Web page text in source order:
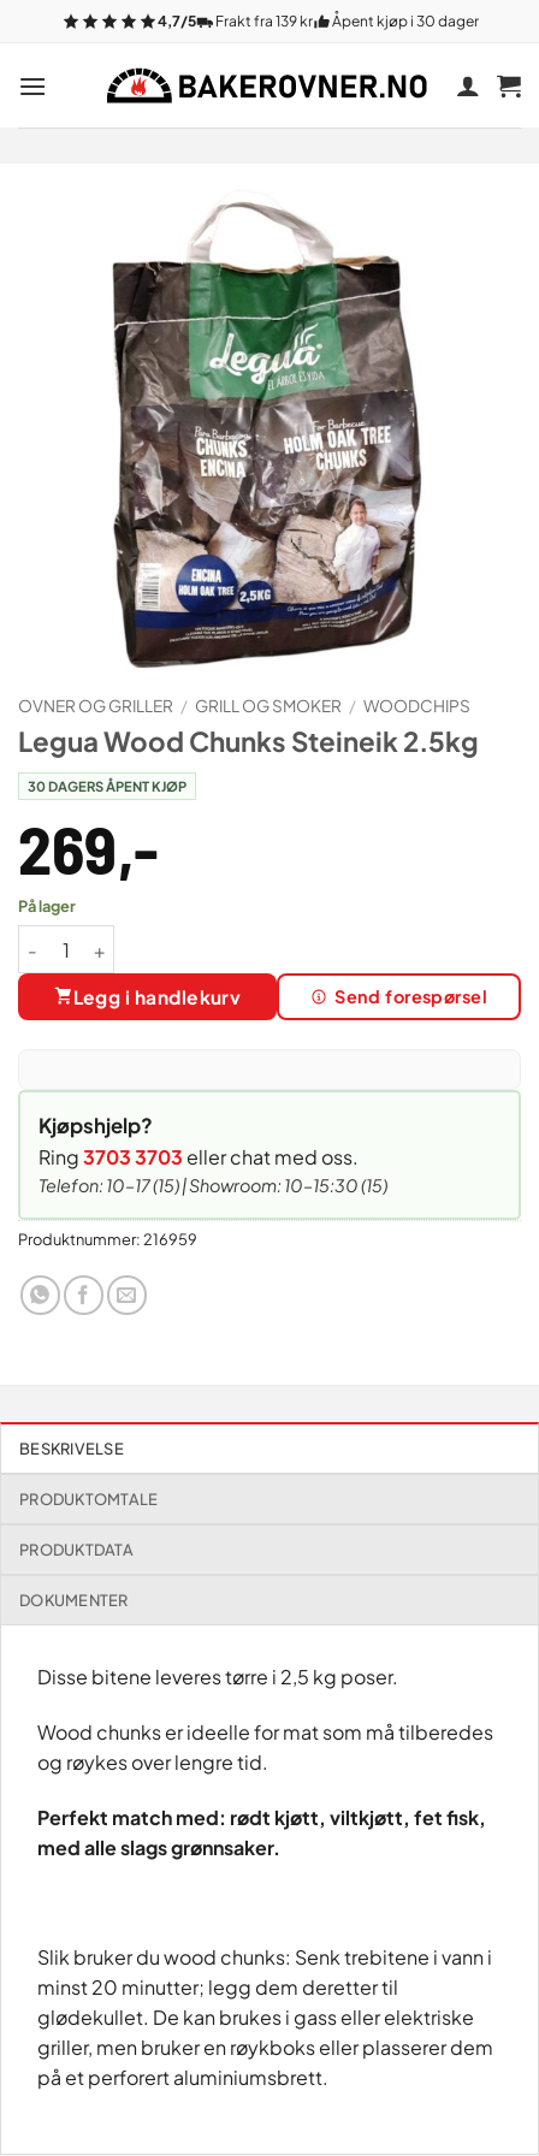
innhold
4,7/5 Frakt fra 139 kr Åpent kjøp i 30 dager
OVNER OG GRILLER / GRILL OG SMOKER / WOODCHIPS
Legua Wood Chunks Steineik 2.5kg
30 DAGERS ÅPENT KJØP
269,-
På lager
Legg i handlekurv Send forespørsel
Kjøpshjelp?
Ring3703 3703 eller chat med oss.
Telefon: 10–17 (15) | Showroom: 10–15:30 (15)
Produktnummer:216959
BESKRIVELSE
PRODUKTOMTALE
PRODUKTDATA
DOKUMENTER
Disse bitene leveres tørre i 2,5 kg poser.
Wood chunks er ideelle for mat som må tilberedes
og røykes over lengre tid.
Perfekt match med: rødt kjøtt, viltkjøtt, fet fisk,
med alle slags grønnsaker.
Slik bruker du wood chunks: Senk trebitene i vann i
minst 20 minutter; legg dem deretter til
glødekullet. De kan brukes i gass eller elektriske
griller, men bruker en røykboks eller plasserer dem
på et perforert aluminiumsbrett.